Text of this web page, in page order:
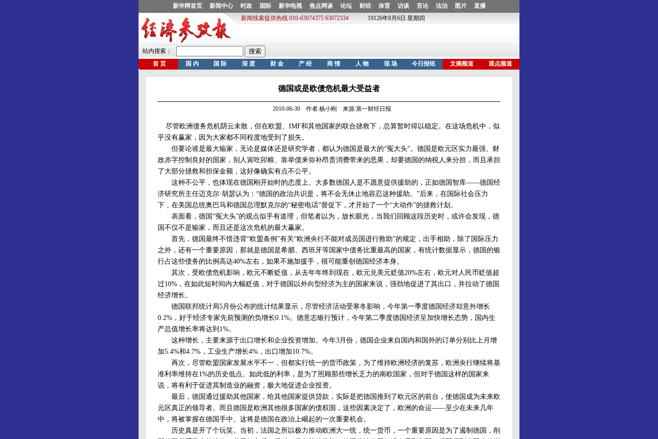
德国或是欧债危机最大受益者
2010-06-30 作者:杨小刚 来源:第一财经日报
尽管欧洲债务危机阴云未散，但在欧盟、IMF和其他国家的联合拯救下，总算暂时得以稳定。在这场危机中，似
乎没有赢家，因为大家都不同程度地受到了损失。
但要论谁是最大输家，无论是媒体还是研究学者，都认为德国是最大的“冤大头”。德国是欧元区实力最强、财
政赤字控制良好的国家，别人寅吃卯粮、靠举债来弥补昂贵消费带来的恶果，却要德国的纳税人来分担，而且承担
了大部分拯救和担保金额，这好像确实有点不公平。
这种不公平，也体现在德国刚开始时的态度上。大多数德国人是不愿意提供援助的，正如德国智库——德国经
济研究所主任迈克尔·胡瑟认为：“德国的政治共识是，将不会无休止地容忍这种援助。”后来，在国际社会压力
下，在美国总统奥巴马和德国总理默克尔的“秘密电话”督促下，才开始了一个“大动作”的拯救计划。
表面看，德国“冤大头”的观点似乎有道理，但笔者以为，放长眼光，当我们回顾这段历史时，或许会发现，德
国不仅不是输家，而且还是这次危机的最大赢家。
首先，德国最终不惜违背“欧盟条例”有关“欧洲央行不能对成员国进行救助”的规定，出手相助，除了国际压力
之外，还有一个重要原因，那就是德国是希腊、西班牙等国家中债务比重最高的国家，有统计数据显示，德国的银
行占这些债务的比例高达40%左右，如果不施加援手，很可能重创德国经济本身。
其次，受欧债危机影响，欧元不断贬值，从去年年终到现在，欧元兑美元贬值20%左右，欧元对人民币贬值超
过10%，在如此短时间内大幅贬值，对于德国以外向型经济为主的国家来说，强劲地促进了其出口，并拉动了德国
经济增长。
德国联邦统计局5月份公布的统计结果显示，尽管经济活动受寒冬影响，今年第一季度德国经济却意外增长
0.2%，好于经济专家先前预测的负增长0.1%。德意志银行预计，今年第二季度德国经济呈加快增长态势，国内生
产总值增长率将达到1%。
这种增长，主要来源于出口增长和企业投资增加。今年3月份，德国企业来自国内和国外的订单分别比上月增
加5.4%和4.7%，工业生产增长4%，出口增加10.7%。
再次，尽管欧盟国家发展水平不一，但都实行统一的货币政策，为了维持欧洲经济的复苏，欧洲央行继续将基
准利率维持在1%的历史低点。如此低的利率，是为了照顾那些增长乏力的南欧国家，但对于德国这样的国家来
说，将有利于促进其制造业的融资，极大地促进企业投资。
最后，德国通过援助其他国家，给其他国家提供贷款，实际是把德国推到了欧元区的前台，使德国成为未来欧
元区真正的领导者。而且德国是欧洲其他很多国家的债权国，这些因素决定了，欧洲的命运——至少在未来几年
中，将被掌握在德国手中。这将是德国在政治上崛起的一次重要机会。
历史真是开了个玩笑。当初，法国之所以极力推动欧洲大一统，统一货币，一个重要原因是为了遏制德国，削